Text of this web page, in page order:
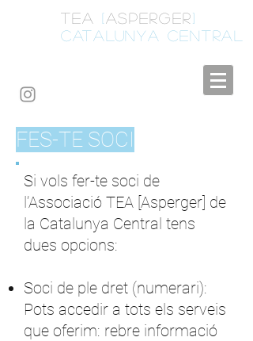
TEA [ASPERGER]
CATALUNYA CENTRAL
FES-TE SOCI
Si vols fer-te soci de
l’Associació TEA [Asperger] de
la Catalunya Central tens
dues opcions:
Soci de ple dret (numerari):
Pots accedir a tots els serveis
que oferim: rebre informació